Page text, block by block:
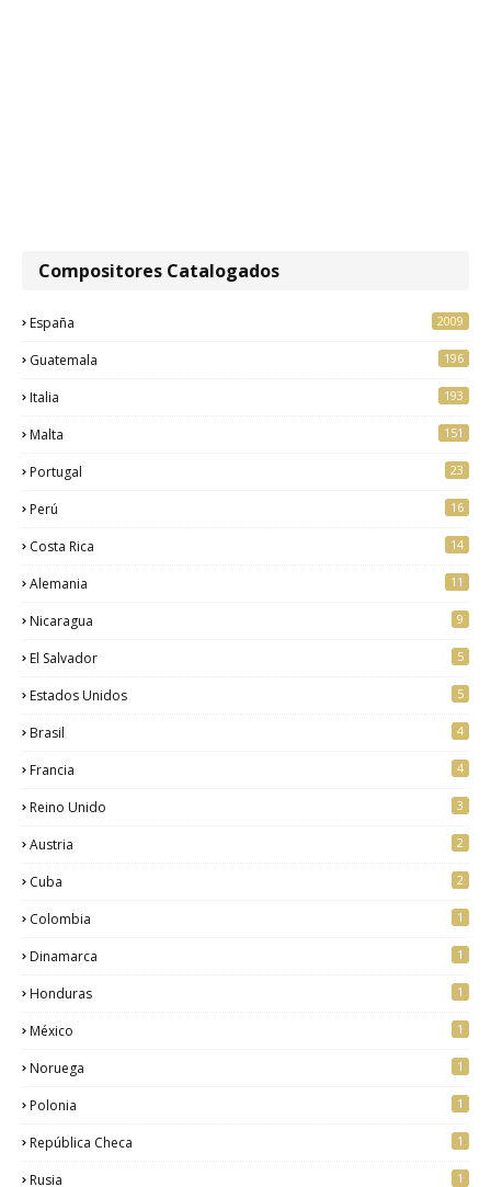
Compositores Catalogados
España 2009
Guatemala 196
Italia 193
Malta 151
Portugal 23
Perú 16
Costa Rica 14
Alemania 11
Nicaragua 9
El Salvador 5
Estados Unidos 5
Brasil 4
Francia 4
Reino Unido 3
Austria 2
Cuba 2
Colombia 1
Dinamarca 1
Honduras 1
México 1
Noruega 1
Polonia 1
República Checa 1
Rusia 1